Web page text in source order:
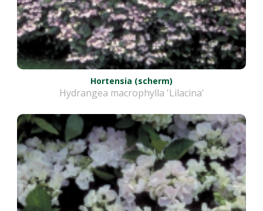
Hortensia (scherm)
Hydrangea macrophylla 'Lilacina'